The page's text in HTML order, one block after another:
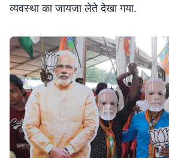
व्यवस्था का जायजा लेते देखा गया.